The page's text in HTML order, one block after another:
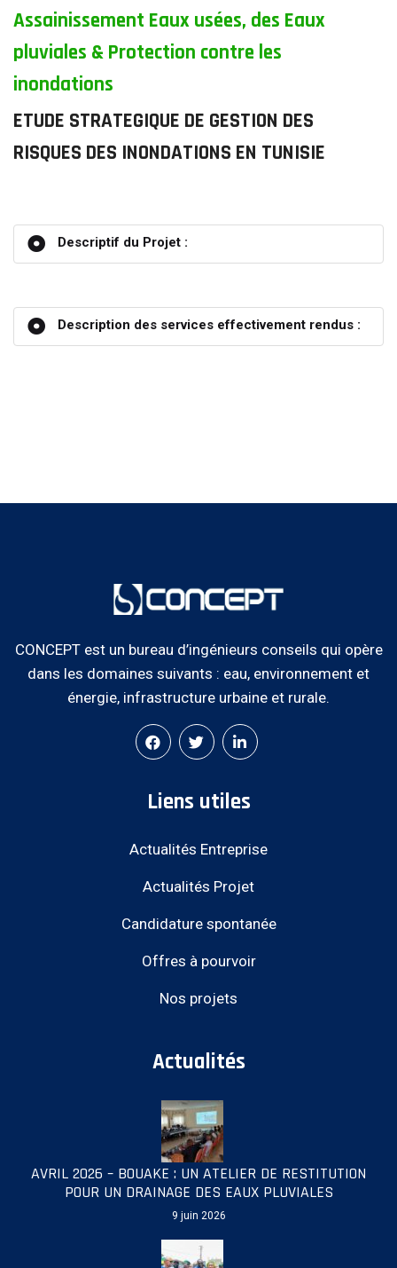
Assainissement Eaux usées, des Eaux
pluviales & Protection contre les
inondations
ETUDE STRATEGIQUE DE GESTION DES
RISQUES DES INONDATIONS EN TUNISIE
Descriptif du Projet :
Description des services effectivement rendus :
CONCEPT est un bureau d’ingénieurs conseils qui opère
dans les domaines suivants : eau, environnement et
énergie, infrastructure urbaine et rurale.
Liens utiles
Actualités Entreprise
Actualités Projet
Candidature spontanée
Offres à pourvoir
Nos projets
Actualités
AVRIL 2026 – BOUAKE : UN ATELIER DE RESTITUTION
POUR UN DRAINAGE DES EAUX PLUVIALES
9 juin 2026